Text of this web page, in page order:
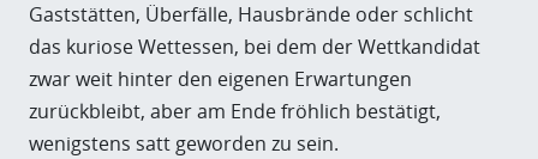
Gaststätten, Überfälle, Hausbrände oder schlicht
das kuriose Wettessen, bei dem der Wettkandidat
zwar weit hinter den eigenen Erwartungen
zurückbleibt, aber am Ende fröhlich bestätigt,
wenigstens satt geworden zu sein.